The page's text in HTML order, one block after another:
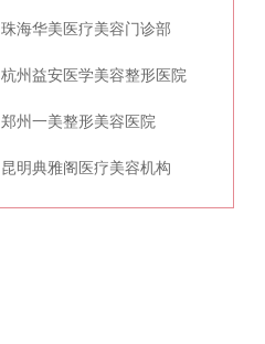
珠海华美医疗美容门诊部
杭州益安医学美容整形医院
郑州一美整形美容医院
昆明典雅阁医疗美容机构